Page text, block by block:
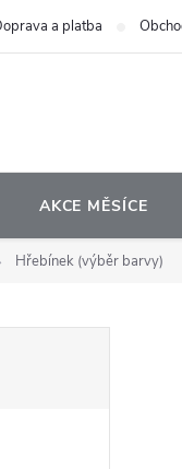
a platba
AKCE MĚSÍCE
Hřebínek (výběr barvy)